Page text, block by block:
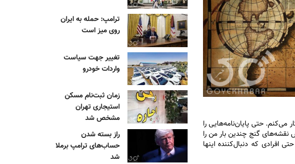
«بیش از ۱۰ سال است درباره این موضوع کار می‌کنم. حتی پایان‌نامه‌هایی را
نقشه‌های گنج چندین بار من را
افرادی که دنبال‌کننده اینها
ترامپ: حمله به ایران
روی میز است
تغییر جهت سیاست
واردات خودرو
زمان ثبت‌نام مسکن
استیجاری تهران
مشخص شد
راز بسته شدن
حساب‌های ترامپ برملا
شد